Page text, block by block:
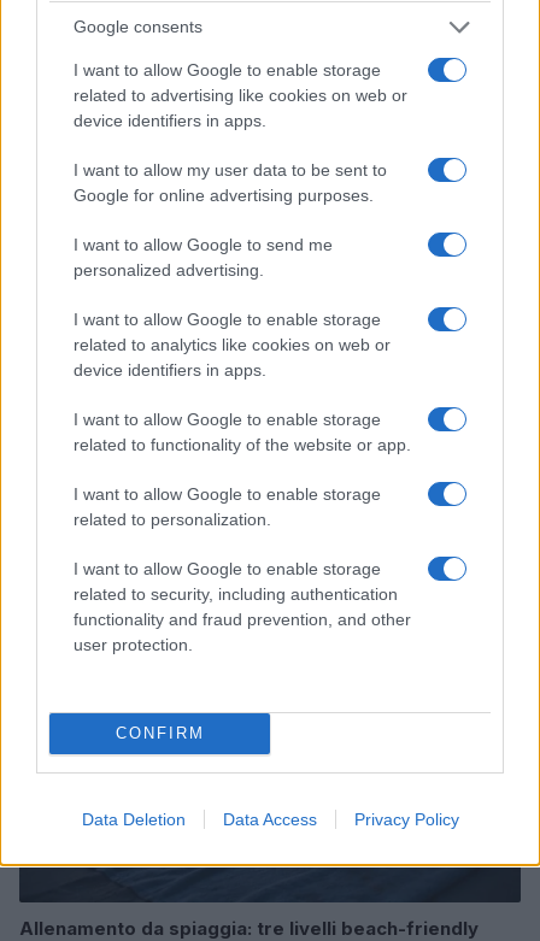
Google consents
I want to allow Google to enable storage
related to advertising like cookies on web or
device identifiers in apps.
I want to allow my user data to be sent to
Google for online advertising purposes.
I want to allow Google to send me
personalized advertising.
I want to allow Google to enable storage
related to analytics like cookies on web or
device identifiers in apps.
I want to allow Google to enable storage
related to functionality of the website or app.
I want to allow Google to enable storage
related to personalization.
I want to allow Google to enable storage
related to security, including authentication
functionality and fraud prevention, and other
user protection.
CONFIRM
Data Deletion Data Access Privacy Policy
Bard e gli eventi imperdibili in Italia
Cristian Castiglioni · 7 Ago 2026
Guida sensoriale: note aromatiche per focalizzazione,
relax e buonumore
FITNESS
Allenamento da spiaggia: tre livelli beach-friendly